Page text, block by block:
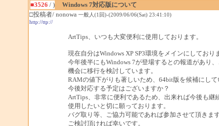
■3526 / )
Windows 7対応版について
□投稿者/ nonowa 一般人(1回)-(2009/06/06(Sat) 23:41:10)
http://ttp://
ArtTips、いつも大変便利に使用しております。
現在自分はWindows XP SP3環境をメインにしており
今年後半にもWindows 7が登場するとの報道があり
機会に移行を検討しています。
RAMの値下がりも著しいため、64bit版を候補にして
今後対応する予定はございますか？
ArtTips、非常に便利であるため、出来れば今後も継
使用したいと切に願っております。
バグ取り等、ご協力可能であれば参加させて頂きま
ご検討頂ければ幸いです。